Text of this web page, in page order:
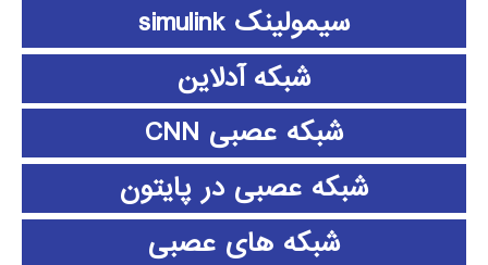
سیمولینک simulink
شبکه آدلاین
شبکه عصبی CNN
شبکه عصبی در پایتون
شبکه های عصبی